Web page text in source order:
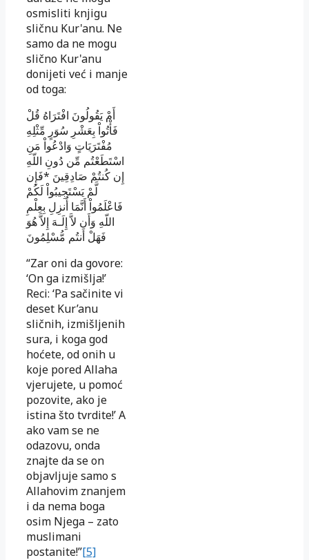
osmisliti knjigu
sličnu Kur'anu. Ne
samo da ne mogu
slično Kur'anu
donijeti već i manje
od toga:
أَمْ يَقُولُونَ افْتَرَاهُ قُلْ
فَأْتُواْ بِعَشْرِ سُوَرٍ مِّثْلِهِ
مُفْتَرَيَاتٍ وَادْعُواْ مَنِ
اسْتَطَعْتُم مِّن دُونِ اللّهِ
إِن كُنتُمْ صَادِقِينَ *فَإِن
لَّمْ يَسْتَجِيبُواْ لَكُمْ
فَاعْلَمُواْ أَنَّمَا أُنزِلِ بِعِلْمِ
اللّهِ وَأَن لاَّ إِلَـهَ إِلاَّ هُوَ
فَهَلْ أَنتُم مُّسْلِمُونَ
“Zar oni da govore:
‘On ga izmišlja!’
Reci: ‘Pa sačinite vi
deset Kur’anu
sličnih, izmišljenih
sura, i koga god
hoćete, od onih u
koje pored Allaha
vjerujete, u pomoć
pozovite, ako je
istina što tvrdite!’ A
ako vam se ne
odazovu, onda
znajte da se on
objavljuje samo s
Allahovim znanjem
i da nema boga
osim Njega – zato
muslimani
postanite!”[5]